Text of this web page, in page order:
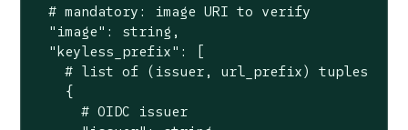
  # mandatory: image URI to verify
  "image": string,
  "keyless_prefix": [
    # list of (issuer, url_prefix) tuples
    {
      # OIDC issuer